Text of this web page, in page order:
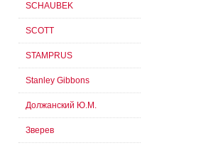
SCHAUBEK
SCOTT
STAMPRUS
Stanley Gibbons
Должанский Ю.М.
Зверев